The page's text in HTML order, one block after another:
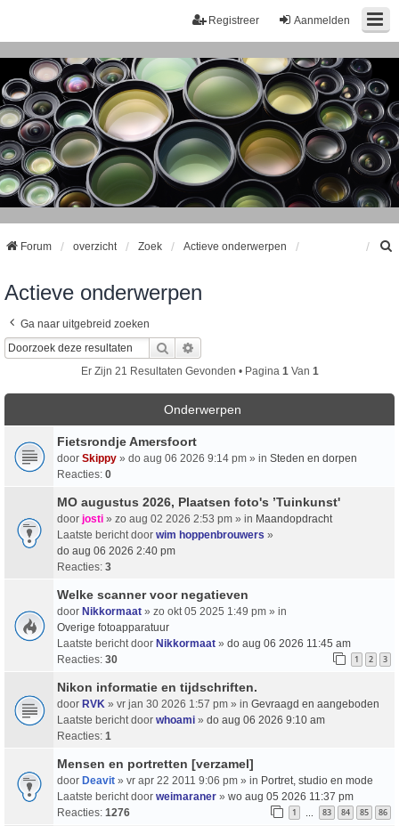
Aanmelden
Registreer
Forum overzicht Zoek Actieve onderwerpen
Actieve onderwerpen
Ga naar uitgebreid zoeken
Zoek
Er Zijn 21 Resultaten Gevonden • Pagina 1 Van 1
Onderwerpen
Fietsrondje Amersfoort
door Skippy » do aug 06 2026 9:14 pm » in Steden en dorpen
Reacties: 0
MO augustus 2026, Plaatsen foto's ’Tuinkunst'
door josti » zo aug 02 2026 2:53 pm » in Maandopdracht
Laatste bericht door wim hoppenbrouwers »
do aug 06 2026 2:40 pm
Reacties: 3
Welke scanner voor negatieven
door Nikkormaat » zo okt 05 2025 1:49 pm » in
Overige fotoapparatuur
Laatste bericht door Nikkormaat » do aug 06 2026 11:45 am
Reacties: 30 1 2 3
Nikon informatie en tijdschriften.
door RVK » vr jan 30 2026 1:57 pm » in Gevraagd en aangeboden
Laatste bericht door whoami » do aug 06 2026 9:10 am
Reacties: 1
Mensen en portretten [verzamel]
door Deavit » vr apr 22 2011 9:06 pm » in Portret, studio en mode
Laatste bericht door weimaraner » wo aug 05 2026 11:37 pm
Reacties: 1276 1 … 83 84 85 86